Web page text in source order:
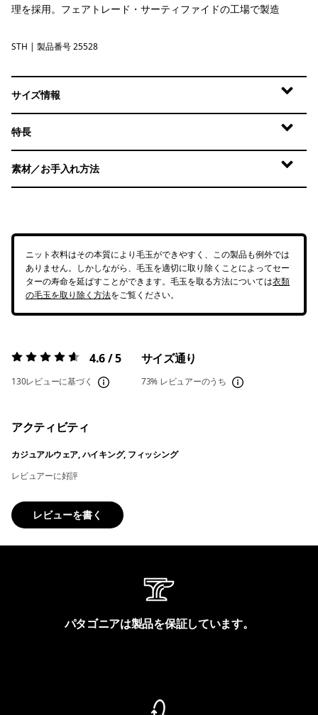
理を採用。フェアトレード・サーティファイドの工場で製造
Stonewash
STH | 製品番号 25528
サイズ情報
特長
素材／お手入れ方法
ニット衣料はその本質により毛玉ができやすく、この製品も例外では
ありません。しかしながら、毛玉を適切に取り除くことによってセー
ターの寿命を延ばすことができます。毛玉を取る方法については衣類
の毛玉を取り除く方法をご覧ください。
評価:4.6 / 5 4.6 / 5
130レビューに基づく
サイズ通り
73% レビュアーのうち
アクティビティ
カジュアルウェア, ハイキング, フィッシング
レビュアーに好評
レビューを書く
パタゴニアは製品を保証しています。